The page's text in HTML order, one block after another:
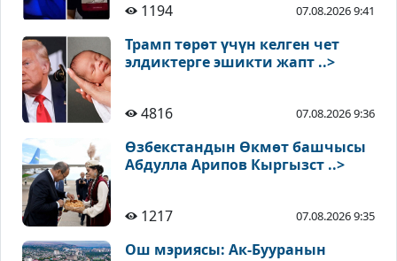
1194
07.08.2026 9:41
Трамп төрөт үчүн келген чет
элдиктерге эшикти жапт ..>
4816 07.08.2026 9:36
Өзбекстандын Өкмөт башчысы
Абдулла Арипов Кыргызст ..>
1217 07.08.2026 9:35
Ош мэриясы: Ак-Бууранын